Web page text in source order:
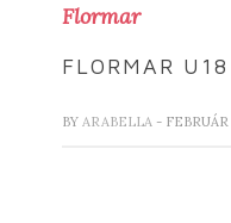
Flormar
FLORMAR U18
BY ARABELLA - FEBRUÁR